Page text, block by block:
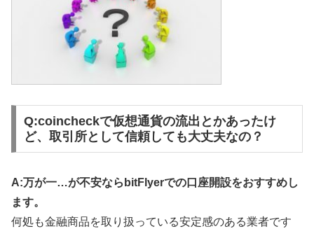
Q:coincheckで仮想通貨の流出とかあったけ
ど、取引所として信頼しても大丈夫なの？
A:万が一…が不安ならbitFlyerでの口座開設をおすすめし
ます。
何処も金融商品を取り扱っている安定感のある業者です